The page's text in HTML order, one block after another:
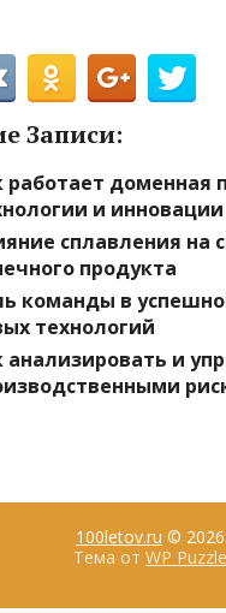
Записи:
работает доменная
и инновации
сплавления на
продукта
команды в
технологий
анализировать и
100letov.ru © 2026
Тема от WP Puzzle